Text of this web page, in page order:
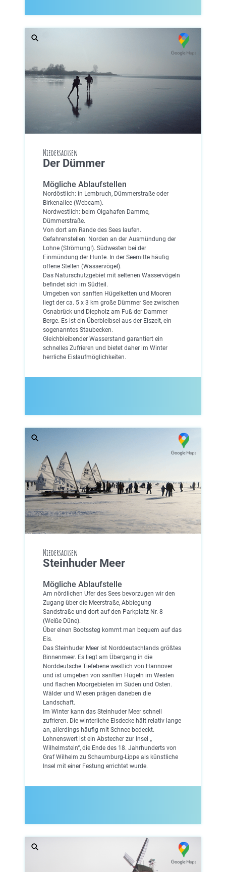
Niedersachsen
Der Dümmer
Mögliche Ablaufstellen
Nordöstlich: in Lembruch, Dümmerstraße oder
Birkenallee (Webcam).
Nordwestlich: beim Olgahafen Damme,
Dümmerstraße.
Von dort am Rande des Sees laufen.
Gefahrenstellen: Norden an der Ausmündung der
Lohne (Strömung!). Südwesten bei der
Einmündung der Hunte. In der Seemitte häufig
offene Stellen (Wasservögel).
Das Naturschutzgebiet mit seltenen Wasservögeln
befindet sich im Südteil.
Umgeben von sanften Hügelketten und Mooren
liegt der ca. 5 x 3 km große Dümmer See zwischen
Osnabrück und Diepholz am Fuß der Dammer
Berge. Es ist ein Überbleibsel aus der Eiszeit, ein
sogenanntes Staubecken.
Gleichbleibender Wasserstand garantiert ein
schnelles Zufrieren und bietet daher im Winter
herrliche Eislaufmöglichkeiten.
Niedersachsen
Steinhuder Meer
Mögliche Ablaufstelle
Am nördlichen Ufer des Sees bevorzugen wir den
Zugang über die Meerstraße, Abbiegung
Sandstraße und dort auf den Parkplatz Nr. 8
(Weiße Düne).
Über einen Bootssteg kommt man bequem auf das
Eis.
Das Steinhuder Meer ist Norddeutschlands größtes
Binnenmeer. Es liegt am Übergang in die
Norddeutsche Tiefebene westlich von Hannover
und ist umgeben von sanften Hügeln im Westen
und flachen Moorgebieten im Süden und Osten.
Wälder und Wiesen prägen daneben die
Landschaft.
Im Winter kann das Steinhuder Meer schnell
zufrieren. Die winterliche Eisdecke hält relativ lange
an, allerdings häufig mit Schnee bedeckt.
Lohnenswert ist ein Abstecher zur Insel „
Wilhelmstein“, die Ende des 18. Jahrhunderts von
Graf Wilhelm zu Schaumburg-Lippe als künstliche
Insel mit einer Festung errichtet wurde.